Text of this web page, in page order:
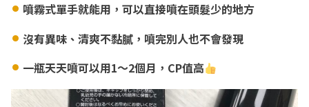
噴霧式單手就能用，可以直接噴在頭髮少的地方
沒有異味、清爽不黏膩，噴完別人也不會發現
一瓶天天噴可以用1～2個月，CP值高